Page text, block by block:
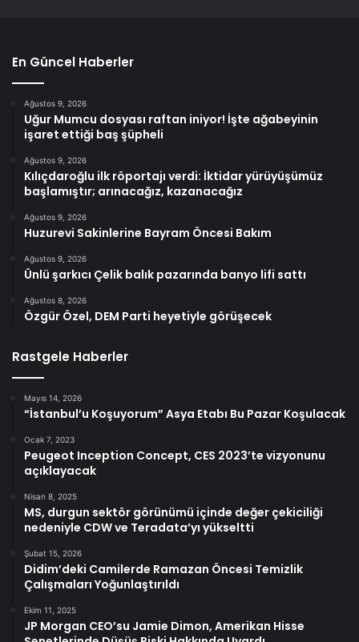
En Güncel Haberler
Ağustos 9, 2026
Uğur Mumcu dosyası raftan iniyor! İşte ağabeyinin
işaret ettiği baş şüpheli
Ağustos 9, 2026
Kılıçdaroğlu ilk röportajı verdi: İktidar yürüyüşümüz
başlamıştır; arınacağız, kazanacağız
Ağustos 9, 2026
Huzurevi Sakinlerine Bayram Öncesi Bakım
Ağustos 9, 2026
Ünlü şarkıcı Çelik balık pazarında banyo lifi sattı
Ağustos 8, 2026
Özgür Özel, DEM Parti heyetiyle görüşecek
Rastgele Haberler
Mayıs 14, 2026
“İstanbul’u Koşuyorum” Asya Etabı Bu Pazar Koşulacak
Ocak 7, 2023
Peugeot Inception Concept, CES 2023’te vizyonunu
açıklayacak
Nisan 8, 2025
MS, durgun sektör görünümü içinde değer çekiciliği
nedeniyle CDW ve Teradata’yı yükseltti
Şubat 15, 2026
Didim’deki Camilerde Ramazan Öncesi Temizlik
Çalışmaları Yoğunlaştırıldı
Ekim 11, 2025
JP Morgan CEO’su Jamie Dimon, Amerikan Hisse